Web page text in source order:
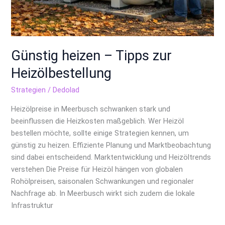
Günstig heizen – Tipps zur
Heizölbestellung
Strategien /Dedolad
Heizölpreise in Meerbusch schwanken stark und
beeinflussen die Heizkosten maßgeblich. Wer Heizöl
bestellen möchte, sollte einige Strategien kennen, um
günstig zu heizen. Effiziente Planung und Marktbeobachtung
sind dabei entscheidend. Marktentwicklung und Heizöltrends
verstehen Die Preise für Heizöl hängen von globalen
Rohölpreisen, saisonalen Schwankungen und regionaler
Nachfrage ab. In Meerbusch wirkt sich zudem die lokale
Infrastruktur